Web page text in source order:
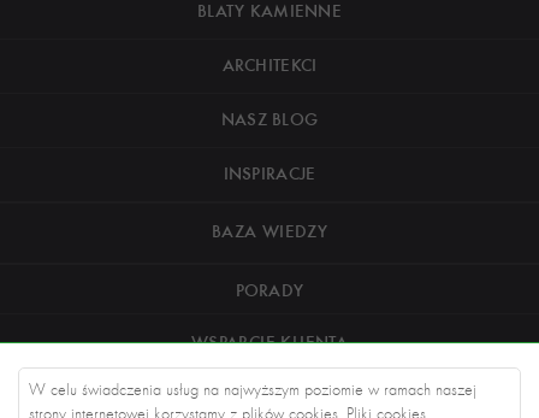
W celu świadczenia usług na najwyższym poziomie w ramach naszej
strony internetowej korzystamy z plików cookies. Pliki cookies
BLATY KAMIENNE
ARCHITEKCI
NASZ BLOG
INSPIRACJE
BAZA WIEDZY
PORADY
WSPARCIE KLIENTA
O NAS